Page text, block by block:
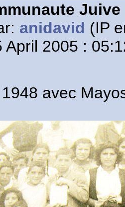
anidavid (IP
April 2005 :
avec